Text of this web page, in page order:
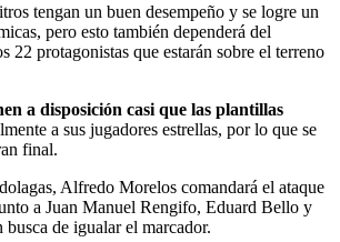
tengan un buen desempeño y se logre un
pero esto también dependerá del
22 protagonistas que estarán sobre el terreno
a disposición casi que las plantillas
a sus jugadores estrellas, por lo que se
final.
Alfredo Morelos comandará el ataque
a Juan Manuel Rengifo, Eduard Bello y
de igualar el marcador.